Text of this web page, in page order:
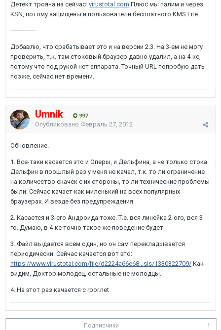
Детект трояна на сейчас: virustotal.com Плюс мы палим и через
KSN, потому защищены и пользователи бесплатного KMS Lite.
-------------
Добавлю, что срабатывает это и на версии 2.3. На 3-ем не могу
проверить, т.к. там стоковый браузер давно удалил, а на 4-ке,
потому что под рукой нет аппарата. Точный URL попробую дать
позже, сейчас нет времени.
Umnik 997
Опубликовано Февраль 27, 2012
Обновление.
1. Все-таки касается это и Оперы, и Дельфина, а не только стока.
Дельфин в прошлый раз у меня не качал, т.к. то ли ограничение
на количество скачек с их стороны, то ли технические проблемы
были. Сейчас качает как миленький на всех популярных
браузерах. И везде без предупреждения
2. Касается и 3-его Андроида тоже. Т.е. вся линейка 2-ого, вся 3-
го. Думаю, в 4-ке точно такое же поведение будет
3. Файл выдается всем один, но он сам перекладывается
периодически. Сейчас качается вот это:
https://www.virustotal.com/file/d2224a66e68...sis/1330322709/ Как
видим, Доктор молодец, остальные не молодцы.
4. На этот раз качается с rpor.net
Подписчики 1